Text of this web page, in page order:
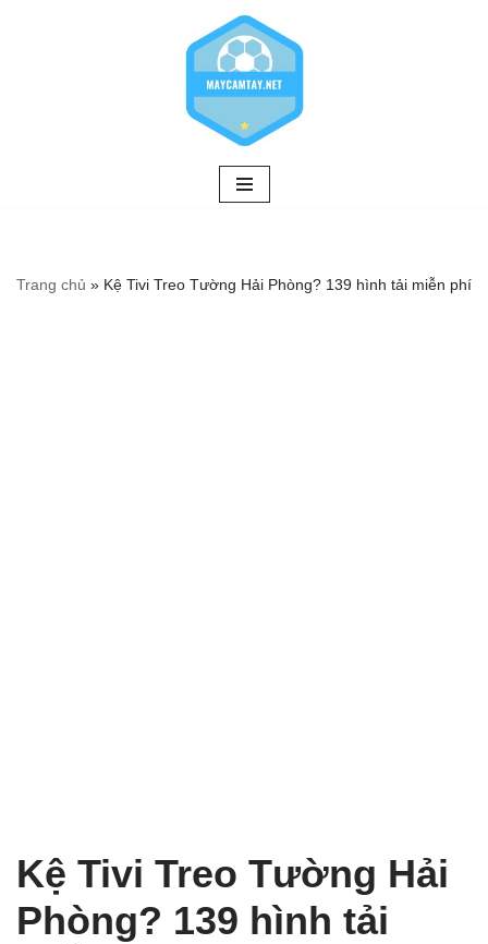
Trang chủ » Kệ Tivi Treo Tường Hải Phòng? 139 hình tải miễn phí
Kệ Tivi Treo Tường Hải
Phòng? 139 hình tải